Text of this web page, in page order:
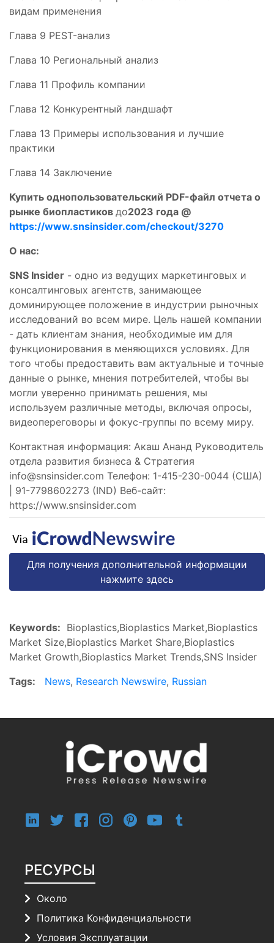
видам применения
Глава 9 PEST-анализ
Глава 10 Региональный анализ
Глава 11 Профиль компании
Глава 12 Конкурентный ландшафт
Глава 13 Примеры использования и лучшие
практики
Глава 14 Заключение
Купить однопользовательский PDF-файл отчета о
рынке биопластиков до2023 года @
https://www.snsinsider.com/checkout/3270
О нас:
SNS Insider - одно из ведущих маркетинговых и
консалтинговых агентств, занимающее
доминирующее положение в индустрии рыночных
исследований во всем мире. Цель нашей компании
- дать клиентам знания, необходимые им для
функционирования в меняющихся условиях. Для
того чтобы предоставить вам актуальные и точные
данные о рынке, мнения потребителей, чтобы вы
могли уверенно принимать решения, мы
используем различные методы, включая опросы,
видеопереговоры и фокус-группы по всему миру.
Контактная информация: Акаш Ананд Руководитель
отдела развития бизнеса & Стратегия
info@snsinsider.com Телефон: 1-415-230-0044 (США)
| 91-7798602273 (IND) Веб-сайт:
https://www.snsinsider.com
Для получения дополнительной информации
нажмите здесь
Keywords: Bioplastics,Bioplastics Market,Bioplastics
Market Size,Bioplastics Market Share,Bioplastics
Market Growth,Bioplastics Market Trends,SNS Insider
Tags:
News, Research Newswire, Russian
РЕСУРСЫ
Около
Политика Конфиденциальности
Условия Эксплуатации